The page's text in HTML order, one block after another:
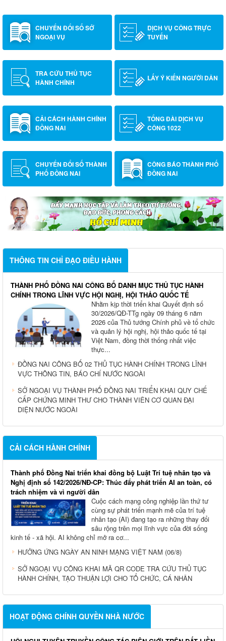
CHUYỂN ĐỔI SỐ SỞ
NGOẠI VỤ
DỊCH VỤ CÔNG TRỰC
TUYẾN
TRA CỨU THỦ TỤC
HÀNH CHÍNH
LẤY Ý KIẾN NGƯỜI DÂN
CẢI CÁCH HÀNH CHÍNH
ĐỒNG NAI
TỔNG ĐÀI DỊCH VỤ
CÔNG 1022
CHUYỂN ĐỔI SỐ THÀNH
PHỐ ĐỒNG NAI
CÔNG BÁO THÀNH PHỐ
ĐỒNG NAI
THÔNG TIN CHỈ ĐẠO ĐIỀU HÀNH
THÀNH PHỐ ĐỒNG NAI CÔNG BỐ DANH MỤC THỦ TỤC HÀNH
CHÍNH TRONG LĨNH VỰC HỘI NGHỊ, HỘI THẢO QUỐC TẾ
Nhằm kịp thời triển khai Quyết định số
30/2026/QĐ-TTg ngày 09 tháng 6 năm
2026 của Thủ tướng Chính phủ về tổ chức
và quản lý hội nghị, hội thảo quốc tế tại
Việt Nam, đồng thời thống nhất việc
thực...
ĐỒNG NAI CÔNG BỐ 02 THỦ TỤC HÀNH CHÍNH TRONG LĨNH
VỰC THÔNG TIN, BÁO CHÍ NƯỚC NGOÀI
SỞ NGOẠI VỤ THÀNH PHỐ ĐỒNG NAI TRIỂN KHAI QUY CHẾ
CẤP CHỨNG MINH THƯ CHO THÀNH VIÊN CƠ QUAN ĐẠI
DIỆN NƯỚC NGOÀI
CẢI CÁCH HÀNH CHÍNH
Thành phố Đồng Nai triển khai đồng bộ Luật Trí tuệ nhân tạo và
Nghị định số 142/2026/NĐ-CP: Thúc đẩy phát triển AI an toàn, có
trách nhiệm và vì người dân
Cuộc cách mạng công nghiệp lần thứ tư
cùng sự phát triển mạnh mẽ của trí tuệ
nhân tạo (AI) đang tạo ra những thay đổi
sâu rộng trên mọi lĩnh vực của đời sống
kinh tế - xã hội. AI không chỉ mở ra cơ...
HƯỞNG ỨNG NGÀY AN NINH MẠNG VIỆT NAM (06/8)
SỞ NGOẠI VỤ CÔNG KHAI MÃ QR CODE TRA CỨU THỦ TỤC
HÀNH CHÍNH, TẠO THUẬN LỢI CHO TỔ CHỨC, CÁ NHÂN
HOẠT ĐỘNG CHÍNH QUYỀN NHÀ NƯỚC